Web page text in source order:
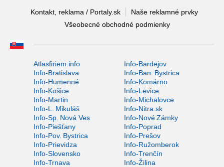
Kontakt, reklama / Portaly.sk
Naše reklamné prvky
Všeobecné obchodné podmienky
Atlasfiriem.info
Info-Bardejov
Info-Bratislava
Info-Ban. Bystrica
Info-Humenné
Info-Komárno
Info-Košice
Info-Levice
Info-Martin
Info-Michalovce
Info-L. Mikuláš
Info-Nitra.sk
Info-Sp. Nová Ves
Info-Nové Zámky
Info-Piešťany
Info-Poprad
Info-Pov. Bystrica
Info-Prešov
Info-Prievidza
Info-Ružomberok
Info-Slovensko
Info-Trenčín
Info-Trnava
Info-Žilina